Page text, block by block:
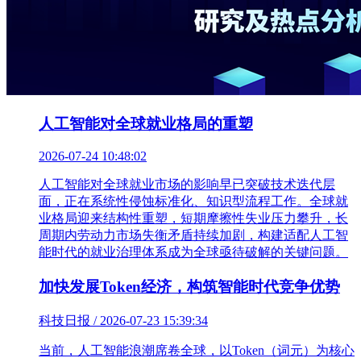
人工智能对全球就业格局的重塑
2026-07-24 10:48:02
人工智能对全球就业市场的影响早已突破技术迭代层
面，正在系统性侵蚀标准化、知识型流程工作。全球就
业格局迎来结构性重塑，短期摩擦性失业压力攀升，长
周期内劳动力市场失衡矛盾持续加剧，构建适配人工智
能时代的就业治理体系成为全球亟待破解的关键问题。
加快发展Token经济，构筑智能时代竞争优势
科技日报 / 2026-07-23 15:39:34
当前，人工智能浪潮席卷全球，以Token（词元）为核心